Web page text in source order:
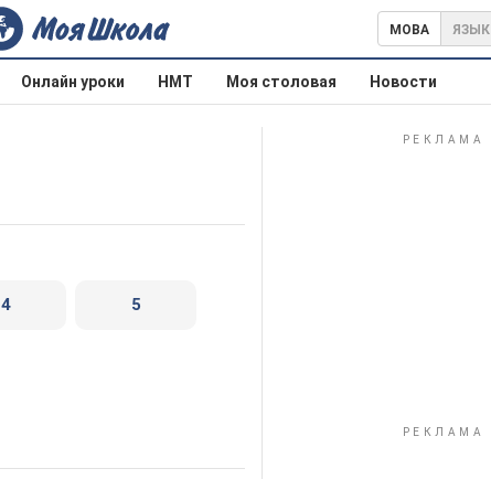
МОВА ЯЗЫК
Онлайн уроки НМТ Моя столовая Новости
4 5